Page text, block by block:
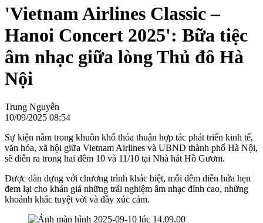
'Vietnam Airlines Classic –
Hanoi Concert 2025': Bữa tiệc
âm nhạc giữa lòng Thủ đô Hà
Nội
Trung Nguyễn
10/09/2025 08:54
Sự kiện nằm trong khuôn khổ thỏa thuận hợp tác phát triển kinh tế,
văn hóa, xã hội giữa Vietnam Airlines và UBND thành phố Hà Nội,
sẽ diễn ra trong hai đêm 10 và 11/10 tại Nhà hát Hồ Gươm.
Được dàn dựng với chương trình khác biệt, mỗi đêm diễn hứa hẹn
đem lại cho khán giả những trải nghiệm âm nhạc đỉnh cao, những
khoảnh khắc tuyệt vời và đầy xúc cảm.